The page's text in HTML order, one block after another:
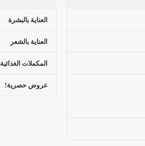
العناية بالبشرة
العناية بالشعر
المكملات الغذائية
عروض حصرية!